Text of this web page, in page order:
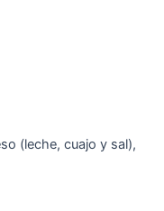
(leche, cuajo y sal),